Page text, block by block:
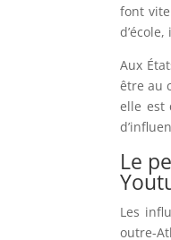
font
Aux
être au
elle est
Le
Les
outre-